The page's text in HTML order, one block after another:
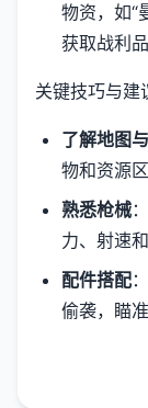
物资，如“
获取战利品
关键技巧与建
了解地图
物和资源
熟悉枪械
力、射速
配件搭配
偷袭，瞄